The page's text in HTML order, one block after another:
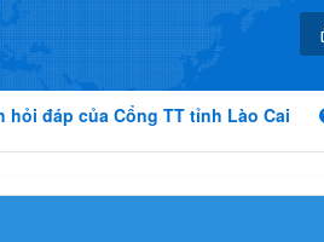
hỏi đáp của Cổng TT tỉnh Lào Cai